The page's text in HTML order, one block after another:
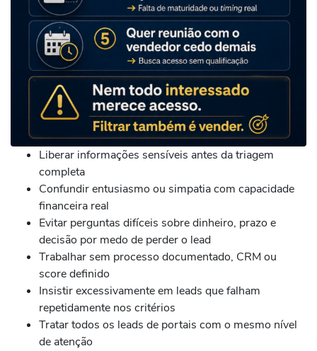
Liberar informações sensíveis antes da triagem
completa
Confundir entusiasmo ou simpatia com capacidade
financeira real
Evitar perguntas difíceis sobre dinheiro, prazo e
decisão por medo de perder o lead
Trabalhar sem processo documentado, CRM ou
score definido
Insistir excessivamente em leads que falham
repetidamente nos critérios
Tratar todos os leads de portais com o mesmo nível
de atenção